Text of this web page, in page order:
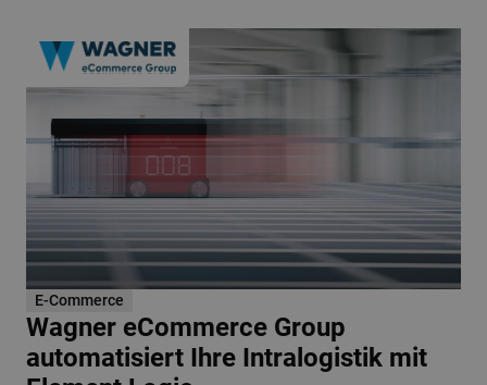
E-Commerce
Wagner eCommerce Group
automatisiert Ihre Intralogistik mit